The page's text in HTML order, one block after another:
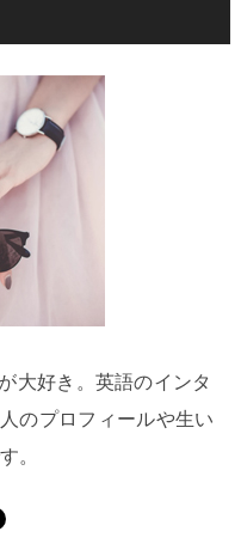
大好き。英語のインタ
のプロフィールや生い
。